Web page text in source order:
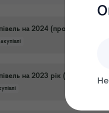
на 2024 (протокол №17
на 2023 рік (